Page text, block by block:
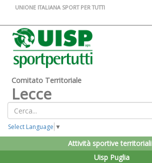
UNIONE ITALIANA SPORT PER TUTTI
Comitato Territoriale
Lecce
Select Language ▼
Attività sportive territoriali
Uisp Puglia